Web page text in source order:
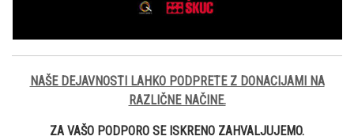
NAŠE DEJAVNOSTI LAHKO PODPRETE Z DONACIJAMI NA
RAZLIČNE NAČINE.
ZA VAŠO PODPORO SE ISKRENO ZAHVALJUJEMO.